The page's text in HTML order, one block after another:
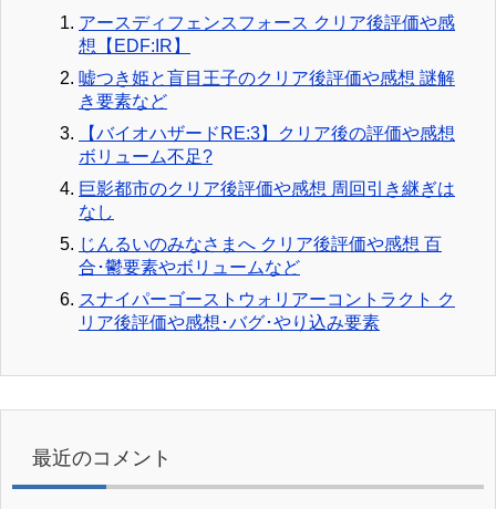
アースディフェンスフォース クリア後評価や感
想【EDF:IR】
嘘つき姫と盲目王子のクリア後評価や感想 謎解
き要素など
【バイオハザードRE:3】クリア後の評価や感想
ボリューム不足?
巨影都市のクリア後評価や感想 周回引き継ぎは
なし
じんるいのみなさまへ クリア後評価や感想 百
合･鬱要素やボリュームなど
スナイパーゴーストウォリアーコントラクト ク
リア後評価や感想･バグ･やり込み要素
最近のコメント